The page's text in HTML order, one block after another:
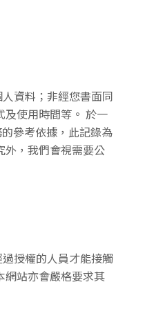
資料；非經您書面同
及使用時間等。 於一
參考依據，此記錄為
外，我們會視需要公
授權的人員才能接觸
網站亦會嚴格要求其